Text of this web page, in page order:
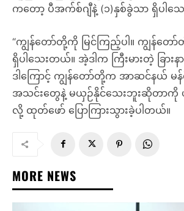
ကတော့ ပီအက်စ်ဂျီနဲ့ (၁)နှစ်ခွဲသာ ရှိပါသ
“ကျွန်တော်တို့ကို မြင်ကြည့်ပါ။ ကျွန်တေ
ရှိပါသေးတယ်။ အဲ့ဒါက ကြီးမားတဲ့ ခြားန
ဒါကြောင့် ကျွန်တော်တို့က အာဆင်နယ် မ
အသင်းတွေနဲ့ မယှဉ်နိုင်သေးဘူးဆိုတာကို
လို့ ထုတ်ဖော် ပြောကြားသွားခဲ့ပါတယ်။
MORE NEWS